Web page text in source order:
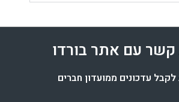
קשר עם אתר בורדו
לקבל עדכונים ממועדון חברים